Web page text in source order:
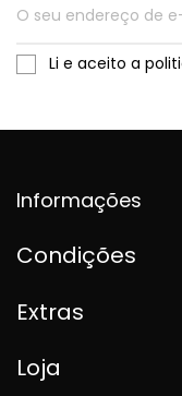
Li e aceito a
Informações
Condições
Extras
Loja